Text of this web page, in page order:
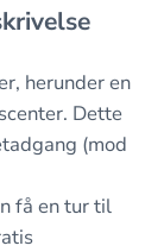
herunder en
Dette
(mod
få en tur til